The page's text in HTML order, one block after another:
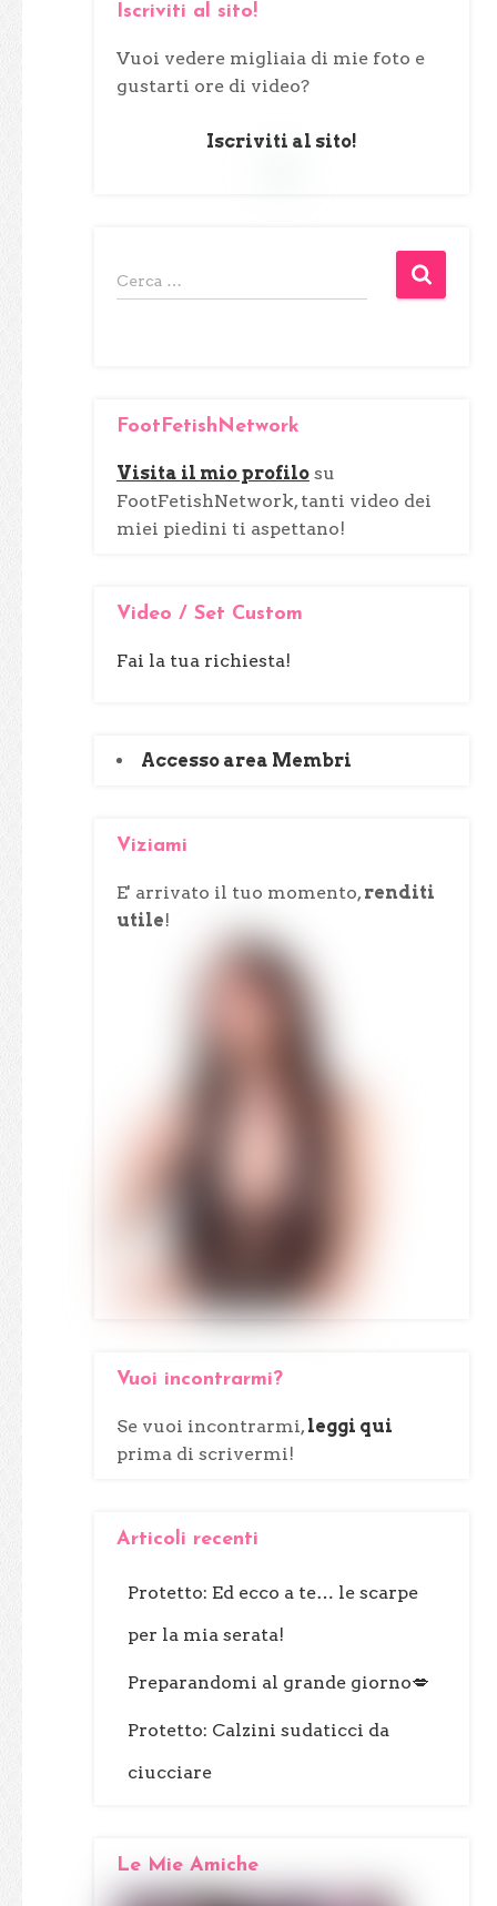
Iscriviti al sito!
Vuoi vedere migliaia di mie foto e
gustarti ore di video?
Iscriviti al sito!
R
i
c
p
e
r
Cerca …
FootFetishNetwork
Visita il mio profilo su
FootFetishNetwork, tanti video dei
miei piedini ti aspettano!
Video / Set Custom
Fai la tua richiesta!
Accesso area Membri
Viziami
E' arrivato il tuo momento, renditi
utile!
Vuoi incontrarmi?
Se vuoi incontrarmi, leggi qui
prima di scrivermi!
Articoli recenti
Protetto: Ed ecco a te… le scarpe
per la mia serata!
Preparandomi al grande giorno💋
Protetto: Calzini sudaticci da
ciucciare
Le Mie Amiche